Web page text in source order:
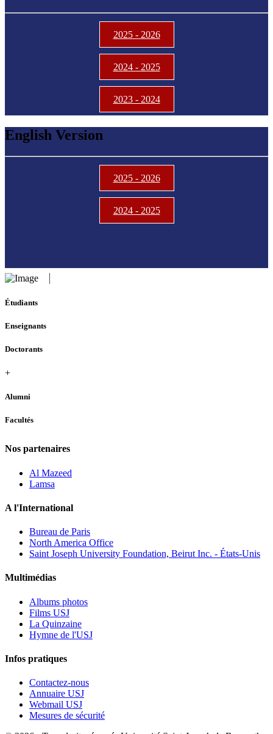
2025 - 2026
2024 - 2025
2023 - 2024
English Version
2025 - 2026
2024 - 2025
Étudiants
Enseignants
Doctorants
+
Alumni
Facultés
Nos partenaires
Al Mazeed
Lamsa
A l'International
Bureau de Paris
North America Office
Saint Joseph University Foundation, Beirut Inc. - États-Unis
Multimédias
Albums photos
Films USJ
La Quinzaine
Hymne de l'USJ
Infos pratiques
Contactez-nous
Annuaire USJ
Webmail USJ
Mesures de sécurité